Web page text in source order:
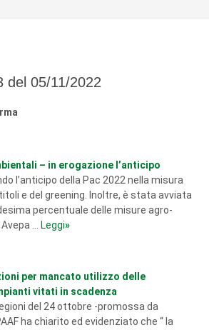
del 05/11/2022
– in erogazione l’anticipo
l’anticipo della Pac 2022 nella misura
e del greening. Inoltre, è stata avviata
percentuale delle misure agro-
...
Leggi»
per mancato utilizzo delle
vitati in scadenza
del 24 ottobre -promossa da
ha chiarito ed evidenziato che “ la